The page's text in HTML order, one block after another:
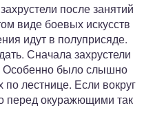
после занятий
виде боевых искусств
идут в полуприсяде.
Сначала захрустели
Особенно было слышно
лестнице. Если вокруг
окуражющими так